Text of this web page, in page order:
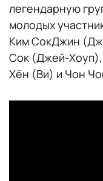
легендарную
молодых
Ким СокДжин
Сок (Джей-
Хён (Ви) и Чон